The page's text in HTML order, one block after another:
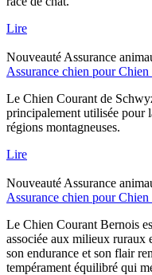
Lire
Nouveauté Assurance
Assurance chien pour
Le Chien Courant de
principalement utilisée pour
régions montagneuses.
Lire
Nouveauté Assurance
Assurance chien pour
Le Chien Courant Bernois
associée aux milieux ruraux
son endurance et son flair
tempérament équilibré qui